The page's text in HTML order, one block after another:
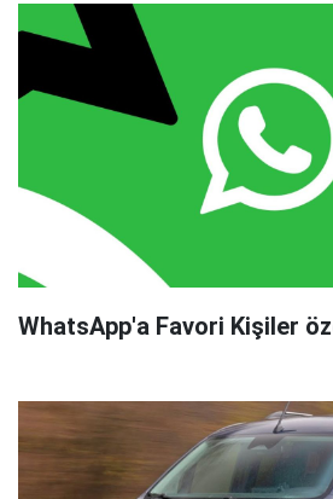
WhatsApp'a Favori Kişiler